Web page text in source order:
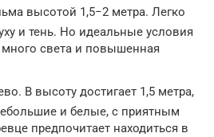
высотой 1,5−2 метра. Легко
и тень. Но идеальные условия
света и повышенная
В высоту достигает 1,5 метра,
и белые, с приятным
предпочитает находиться в